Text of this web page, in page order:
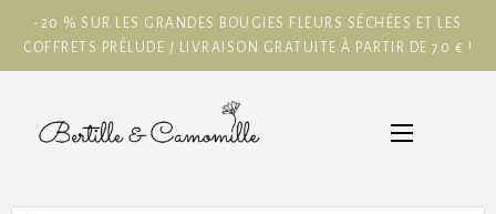
-20 % SUR LES GRANDES BOUGIES FLEURS SÉCHÉES ET LES
COFFRETS PRÉLUDE / LIVRAISON GRATUITE À PARTIR DE 70 € !